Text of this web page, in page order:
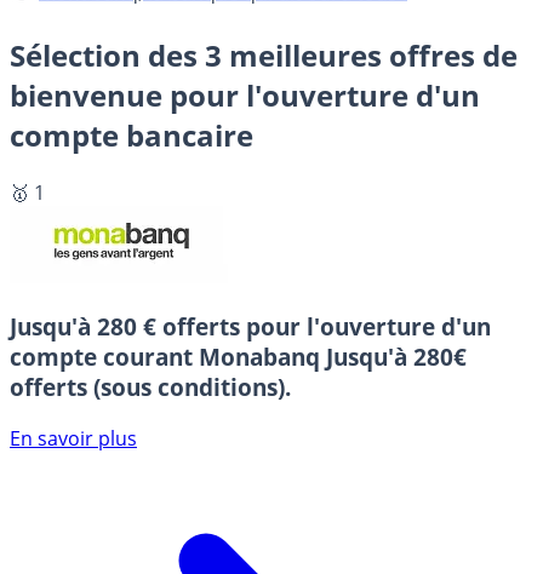
Sélection des 3 meilleures offres de
bienvenue pour l'ouverture d'un
compte bancaire
🥇 1
Jusqu'à 280 € offerts pour l'ouverture d'un
compte courant Monabanq Jusqu'à 280€
offerts (sous conditions).
En savoir plus